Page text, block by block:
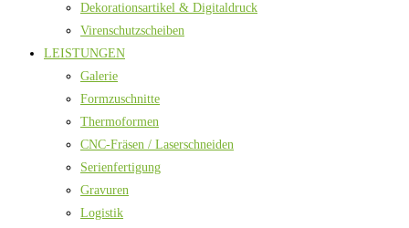
Dekorationsartikel & Digitaldruck
Virenschutzscheiben
LEISTUNGEN
Galerie
Formzuschnitte
Thermoformen
CNC-Fräsen / Laserschneiden
Serienfertigung
Gravuren
Logistik